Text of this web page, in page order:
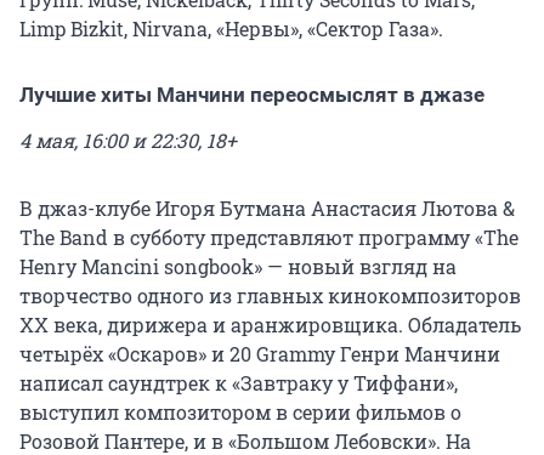
Limp Bizkit, Nirvana, «Нервы», «Сектор Газа».
Лучшие хиты Манчини переосмыслят в джазе
4 мая, 16:00 и 22:30, 18+
В джаз-клубе Игоря Бутмана Анастасия Лютова &
The Band в субботу представляют программу «The
Henry Mancini songbook» — новый взгляд на
творчество одного из главных кинокомпозиторов
XX века, дирижера и аранжировщика. Обладатель
четырёх «Оскаров» и 20 Grammy Генри Манчини
написал саундтрек к «Завтраку у Тиффани»,
выступил композитором в серии фильмов о
Розовой Пантере, и в «Большом Лебовски». На